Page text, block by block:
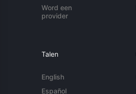
Word een
provider
Talen
English
Español